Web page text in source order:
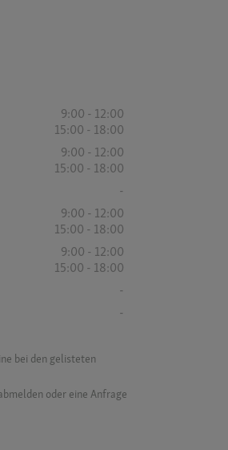
9:00 - 12:00
15:00 - 18:00
9:00 - 12:00
15:00 - 18:00
-
9:00 - 12:00
15:00 - 18:00
9:00 - 12:00
15:00 - 18:00
-
-
bei den gelisteten
oder eine Anfrage